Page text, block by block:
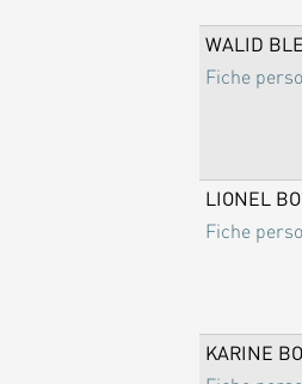
WALID
Fiche
LIONEL
Fiche
KARINE